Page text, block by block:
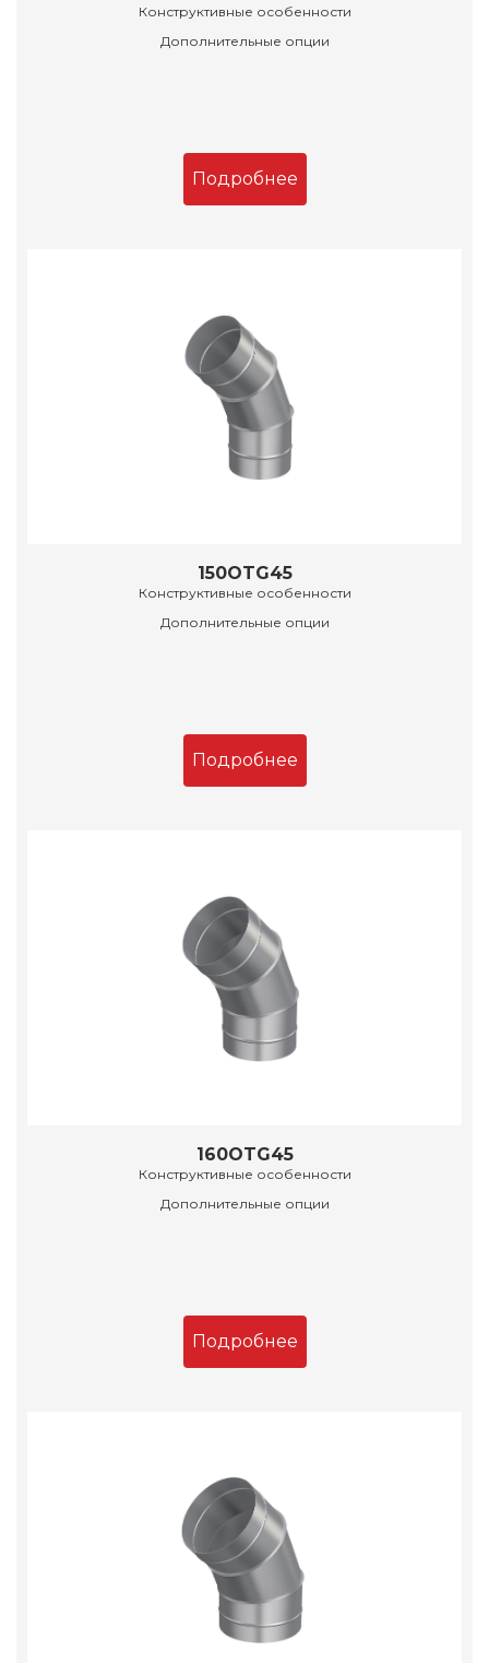
Конструктивные особенности
Дополнительные опции
Подробнее
150OTG45
Конструктивные особенности
Дополнительные опции
Подробнее
160OTG45
Конструктивные особенности
Дополнительные опции
Подробнее